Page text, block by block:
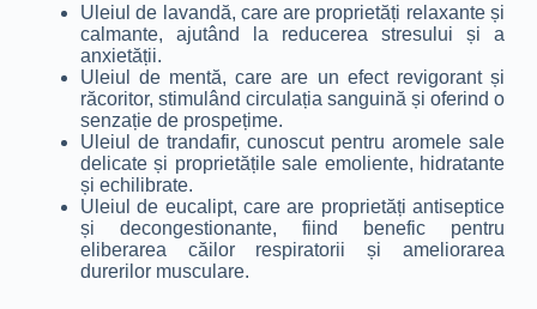
Uleiul de lavandă, care are proprietăți relaxante și
calmante, ajutând la reducerea stresului și a
anxietății.
Uleiul de mentă, care are un efect revigorant și
răcoritor, stimulând circulația sanguină și oferind o
senzație de prospețime.
Uleiul de trandafir, cunoscut pentru aromele sale
delicate și proprietățile sale emoliente, hidratante
și echilibrate.
Uleiul de eucalipt, care are proprietăți antiseptice
și decongestionante, fiind benefic pentru
eliberarea căilor respiratorii și ameliorarea
durerilor musculare.